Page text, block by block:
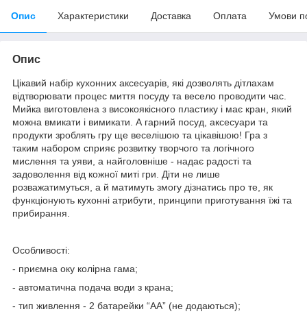
Опис Характеристики Доставка Оплата Умови
Опис
Цікавий набір кухонних аксесуарів, які дозволять дітлахам
відтворювати процес миття посуду та весело проводити час.
Мийка виготовлена з високоякісного пластику і має кран, який
можна вмикати і вимикати. А гарний посуд, аксесуари та
продукти зроблять гру ще веселішою та цікавішою! Гра з
таким набором сприяє розвитку творчого та логічного
мислення та уяви, а найголовніше - надає радості та
задоволення від кожної миті гри. Діти не лише
розважатимуться, а й матимуть змогу дізнатись про те, як
функціонують кухонні атрибути, принципи приготування їжі та
прибирання.
Особливості:
- приємна оку колірна гама;
- автоматична подача води з крана;
- тип живлення - 2 батарейки “АА” (не додаються);